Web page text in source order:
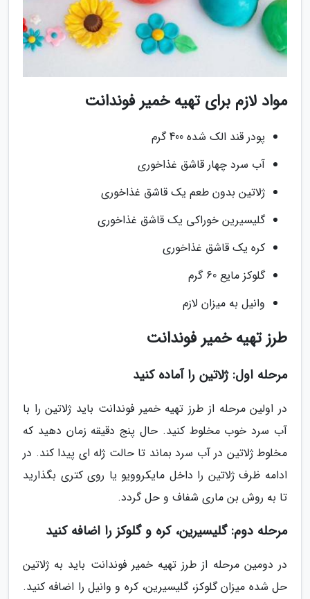
مواد لازم برای تهیه خمیر فوندانت
پودر قند الک شده 400 گرم
آب سرد چهار قاشق غذاخوری
ژلاتین بدون طعم یک قاشق غذاخوری
گلیسیرین خوراکی یک قاشق غذاخوری
کره یک قاشق غذاخوری
گلوکز مایع 60 گرم
وانیل به میزان لازم
طرز تهیه خمیر فوندانت
مرحله اول: ژلاتین را آماده کنید
در اولین مرحله از طرز تهیه خمیر فوندانت باید ژلاتین را با
آب سرد خوب مخلوط کنید. حال پنج دقیقه زمان دهید که
مخلوط ژلاتین در آب سرد بماند تا حالت ژله ای پیدا کند. در
ادامه ظرف ژلاتین را داخل مایکروویو یا روی کتری بگذارید
تا به روش بن ماری شفاف و حل گردد.
مرحله دوم: گلیسیرین، کره و گلوکز را اضافه کنید
در دومین مرحله از طرز تهیه خمیر فوندانت باید به ژلاتین
حل شده میزان گلوکز، گلیسیرین، کره و وانیل را اضافه کنید.